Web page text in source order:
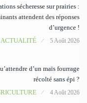
sécheresse sur prairies :
attendent des réponses
d’urgence !
ACTUALITÉ
5 Août 2026
d’un maïs fourrage
récolté sans épi ?
4 Août 2026